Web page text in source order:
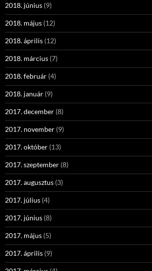
2018. június (9)
2018. május (12)
2018. április (12)
2018. március (7)
2018. február (4)
2018. január (9)
2017. december (8)
2017. november (9)
2017. október (13)
2017. szeptember (8)
2017. augusztus (3)
2017. július (4)
2017. június (8)
2017. május (5)
2017. április (9)